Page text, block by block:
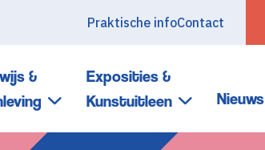
Praktische infoContact
&
Exposities &
Kunstuitleen
Nieuws